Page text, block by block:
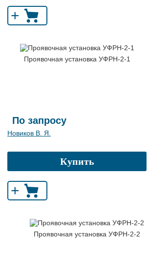
+
Проявочная установка УФРН-2-1
По запросу
Новиков В. Я.
Купить
+
Проявочная установка УФРН-2-2